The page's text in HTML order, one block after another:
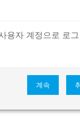
용자 계정으로 로